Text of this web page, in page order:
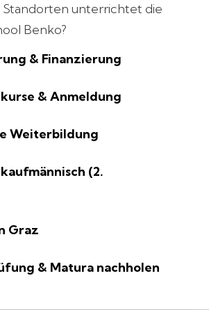
unterrichtet die
Benko?
& Finanzierung
& Anmeldung
Weiterbildung
(2.
Graz
& Matura nachholen